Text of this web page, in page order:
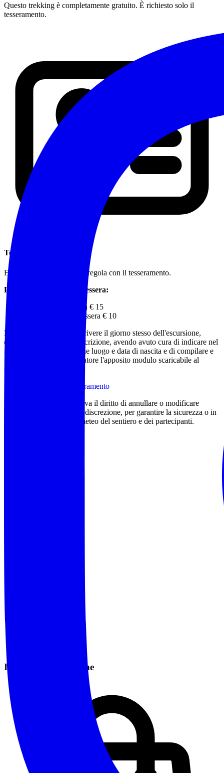
Questo trekking è completamente gratuito. È richiesto solo il
tesseramento.
Tesseramento
Evento riservato ai soci in regola con il tesseramento.
Per chi non possiede la tessera:
Adulti: costo tessera € 15
Minorenni: costo tessera € 10
La tessera si potrà sottoscrivere il giorno stesso dell'escursione,
durata 365 gg dalla sottoscrizione, avendo avuto cura di indicare nel
messaggio whatsapp anche luogo e data di nascita e di compilare e
presentare all'accompagnatore l'apposito modulo scaricabile al
seguente link:
Scarica il modulo di tesseramento
L'accompagnatore si riserva il diritto di annullare o modificare
l'itinerario proposto a sua discrezione, per garantire la sicurezza o in
base alle condizioni del meteo del sentiero e dei partecipanti.
Informazioni Pratiche